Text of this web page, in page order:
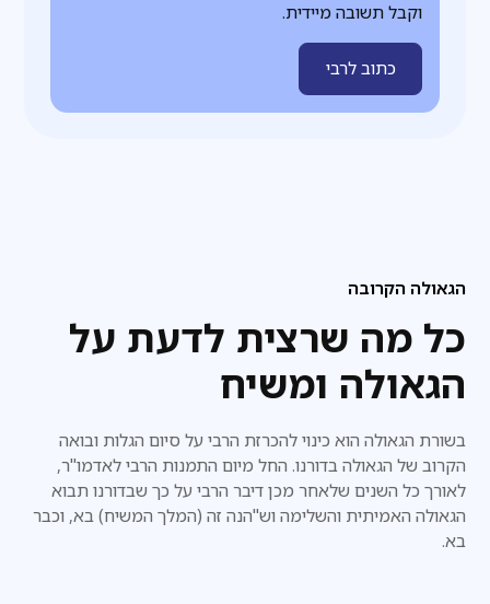
וקבל תשובה מיידית.
כתוב לרבי
הגאולה הקרובה
כל מה שרצית לדעת על
הגאולה ומשיח
בשורת הגאולה הוא כינוי להכרזת הרבי על סיום הגלות ובואה
הקרוב של הגאולה בדורנו. החל מיום התמנות הרבי לאדמו"ר,
לאורך כל השנים שלאחר מכן דיבר הרבי על כך שבדורנו תבוא
הגאולה האמיתית והשלימה וש"הנה זה (המלך המשיח) בא, וכבר
בא.